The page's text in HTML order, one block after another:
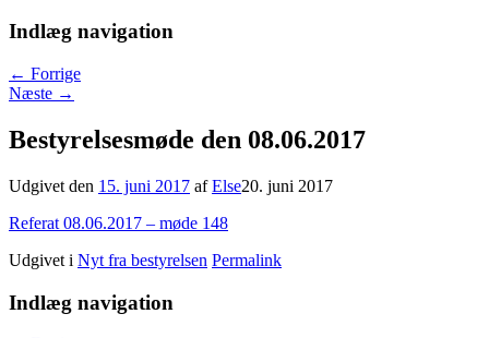
Indlæg navigation
← Forrige
Næste →
Bestyrelsesmøde den 08.06.2017
Udgivet den 15. juni 2017 afElse20. juni 2017
Referat 08.06.2017 – møde 148
Udgivet i Nyt fra bestyrelsen Permalink
Indlæg navigation